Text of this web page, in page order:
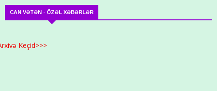
CAN VƏTƏN - ÖZƏL XƏBƏRLƏR
Keçid>>>